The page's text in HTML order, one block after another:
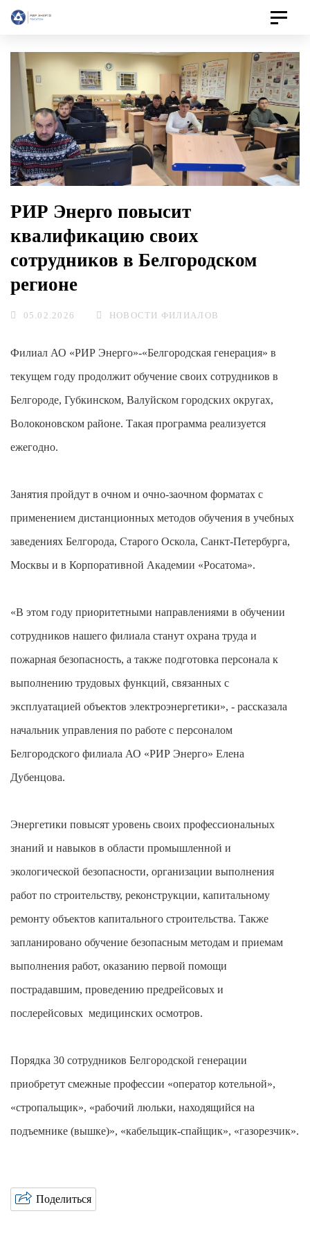
Toggle
РИР Энерго повысит
квалификацию своих
сотрудников в Белгородском
регионе
05.02.2026 НОВОСТИ ФИЛИАЛОВ
Филиал АО «РИР Энерго»-«Белгородская генерация» в
текущем году продолжит обучение своих сотрудников в
Белгороде, Губкинском, Валуйском городских округах,
Волоконовском районе. Такая программа реализуется
ежегодно.
Занятия пройдут в очном и очно-заочном форматах с
применением дистанционных методов обучения в учебных
заведениях Белгорода, Старого Оскола, Санкт-Петербурга,
Москвы и в Корпоративной Академии «Росатома».
«В этом году приоритетными направлениями в обучении
сотрудников нашего филиала станут охрана труда и
пожарная безопасность, а также подготовка персонала к
выполнению трудовых функций, связанных с
эксплуатацией объектов электроэнергетики», - рассказала
начальник управления по работе с персоналом
Белгородского филиала АО «РИР Энерго» Елена
Дубенцова.
Энергетики повысят уровень своих профессиональных
знаний и навыков в области промышленной и
экологической безопасности, организации выполнения
работ по строительству, реконструкции, капитальному
ремонту объектов капитального строительства. Также
запланировано обучение безопасным методам и приемам
выполнения работ, оказанию первой помощи
пострадавшим, проведению предрейсовых и
послерейсовых медицинских осмотров.
Порядка 30 сотрудников Белгородской генерации
приобретут смежные профессии «оператор котельной»,
«стропальщик», «рабочий люльки, находящийся на
подъемнике (вышке)», «кабельщик-спайщик», «газорезчик».
Поделиться